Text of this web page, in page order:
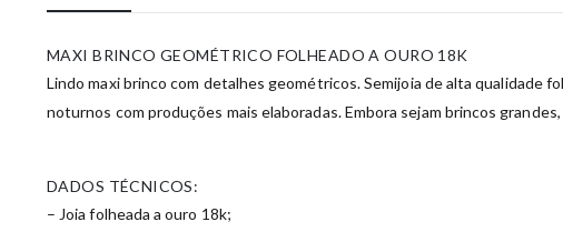
MAXI BRINCO GEOMÉTRICO FOLHEADO A OURO 18K
Lindo maxi brinco com detalhes geométricos. Semijoia de alta qualidade
noturnos com produções mais elaboradas. Embora sejam brincos
DADOS TÉCNICOS:
– Joia folheada a ouro 18k;